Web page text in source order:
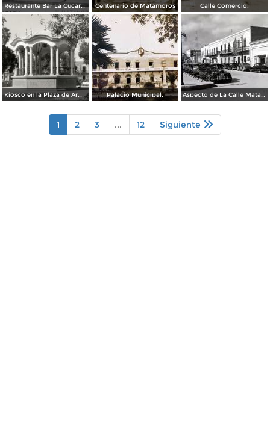
Restaurante Bar La Cucaracha ( Circulada el 20 de Febrero de 1948 ). Centenario de Matamoros Calle Comercio.
Kiosco en la Plaza de Armas Palacio Municipal. Aspecto de La Calle Matamoros ( Circulada el 6 de Enero de 1951 ).
1 2 3 ... 12 Siguiente